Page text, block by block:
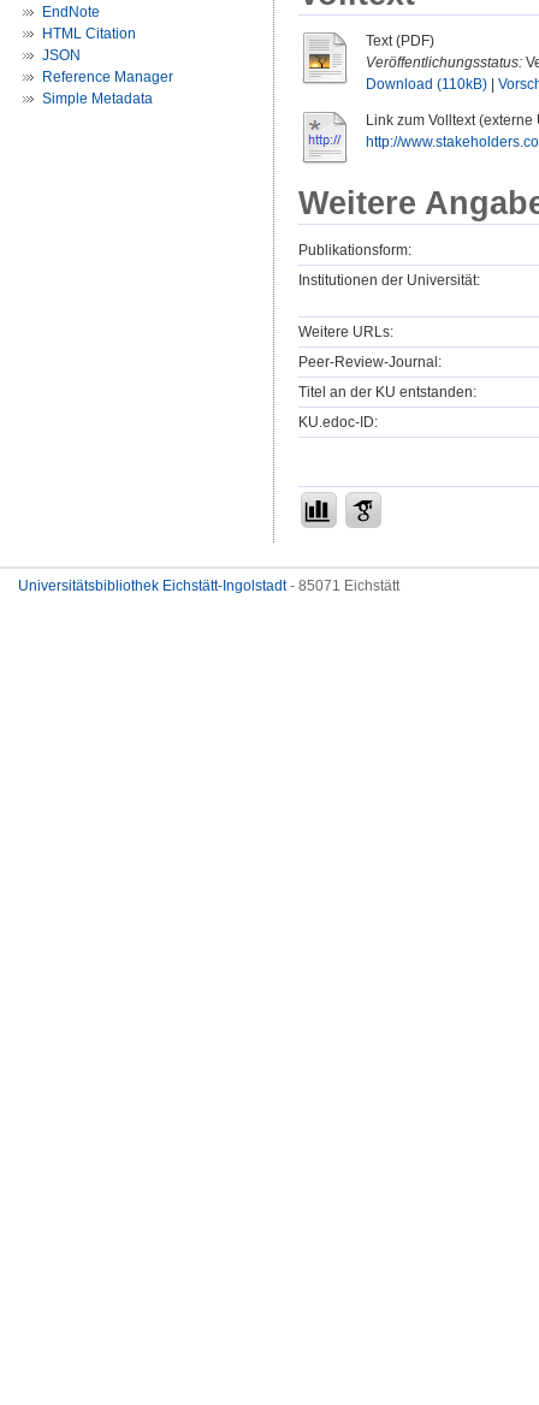
EndNote
HTML Citation
JSON
Reference Manager
Simple Metadata
Text (PDF)
Veröffentlichungsstatus:
Download (110kB)
Link zum Volltext (externe
http://
Weitere
Publikationsform:
Institutionen der Universität:
Weitere URLs:
Peer-Review-Journal:
Titel an der KU entstanden:
KU.edoc-ID:
Universitätsbibliothek Eichstätt-Ingolstadt- 85071 Eichstätt